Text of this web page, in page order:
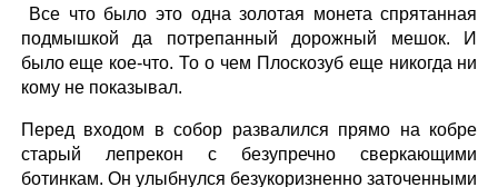
Все что было это одна золотая монета спрятанная
подмышкой да потрепанный дорожный мешок. И
было еще кое-что. То о чем Плоскозуб еще никогда ни
кому не показывал.
Перед входом в собор развалился прямо на кобре
старый лепрекон с безупречно сверкающими
ботинкам. Он улыбнулся безукоризненно заточенными